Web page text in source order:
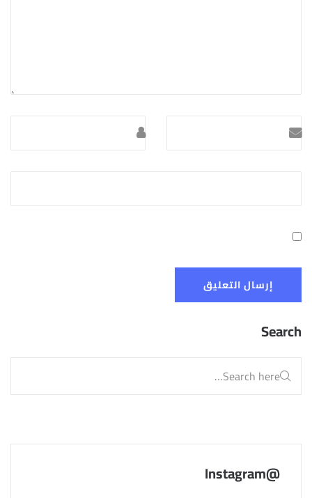
Search
@Instagram